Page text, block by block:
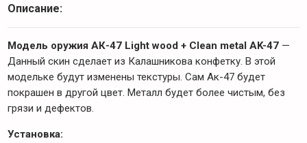
Описание:
Модель оружия АК-47 Light wood + Clean metal AK-47 —
Данный скин сделает из Калашникова конфетку. В этой
модельке будут изменены текстуры. Сам Ак-47 будет
покрашен в другой цвет. Металл будет более чистым, без
грязи и дефектов.
Установка: